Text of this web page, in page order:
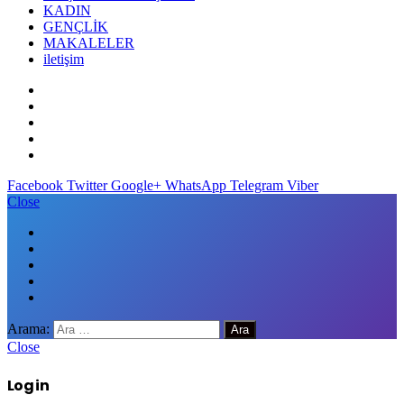
KADIN
GENÇLİK
MAKALELER
iletişim
Facebook Twitter Google+ WhatsApp Telegram Viber
Close
Arama:
Close
Log in